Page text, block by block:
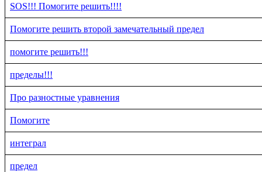
SOS!!! Помогите решить!!!!
Помогите решить второй замечательный предел
помогите решить!!!
пределы!!!
Про разностные уравнения
Помогите
интеграл
предел